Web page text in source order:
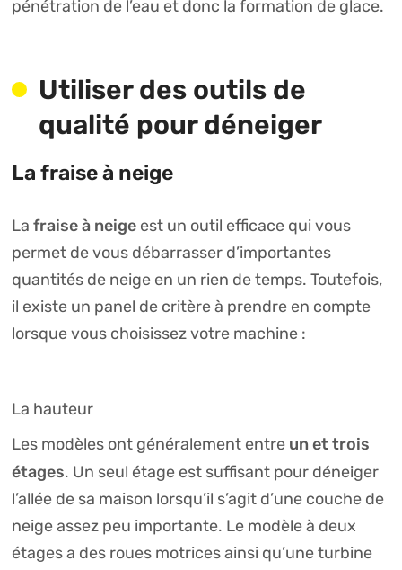
pénétration de l’eau et donc la formation de glace.
Utiliser des outils de
qualité pour déneiger
La fraise à neige
La fraise à neigeest un outil efficace qui vous
permet de vous débarrasser d’importantes
quantités de neige en un rien de temps. Toutefois,
il existe un panel de critère à prendre en compte
lorsque vous choisissez votre machine :
La hauteur
Les modèles ont généralement entre un et trois
étages. Un seul étage est suffisant pour déneiger
l’allée de sa maison lorsqu’il s’agit d’une couche de
neige assez peu importante. Le modèle à deux
étages a des roues motrices ainsi qu’une turbine